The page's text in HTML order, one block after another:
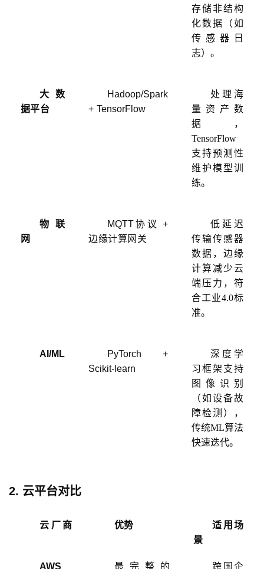
存储非结构
化数据（如
传感器日
志）。
大数
据平台
Hadoop/Spark
+ TensorFlow
处理海
量资产数
据，
TensorFlow
支持预测性
维护模型训
练。
物联
网
MQTT协议 +
边缘计算网关
低延迟
传输传感器
数据，边缘
计算减少云
端压力，符
合工业4.0标
准。
AI/ML
PyTorch +
Scikit-learn
深度学
习框架支持
图像识别
（如设备故
障检测），
传统ML算法
快速迭代。
2. 云平台对比
云厂商 优势
适用场
景
AWS 最完整的 跨国企